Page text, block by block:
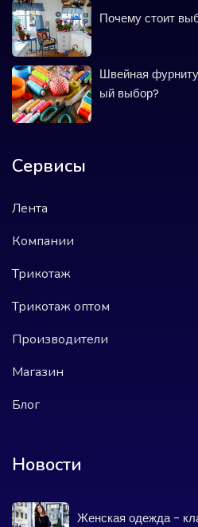
Почему стоит
Швейная
ый выбор?
Сервисы
Лента
Компании
Трикотаж
Трикотаж оптом
Производители
Магазин
Блог
Новости
Женская одежда -